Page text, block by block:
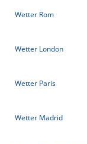
Wetter Rom
Wetter London
Wetter Paris
Wetter Madrid